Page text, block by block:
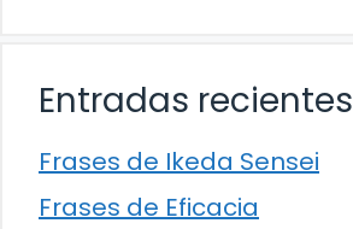
Entradas recientes
Frases de Ikeda Sensei
Frases de Eficacia